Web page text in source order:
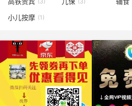
小儿按摩 (1)